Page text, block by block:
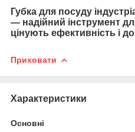
Губка для посуду
— надійний інструмент
цінують ефективність і
Приховати
Характеристики
Основні